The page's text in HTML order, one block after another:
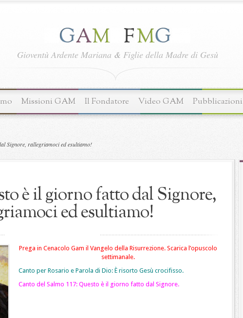
Gioventù Ardente Mariana & Figlie della Madre di Gesù
Missioni GAM Il Fondatore Video GAM Pubblicazioni
Signore, rallegriamoci ed esultiamo!
è il giorno fatto dal Signore,
ed esultiamo!
Prega in Cenacolo Gam il Vangelo della Risurrezione. Scarica l’opuscolo
settimanale.
Canto per Rosario e Parola di Dio: È risorto Gesù crocifisso.
Canto del Salmo 117: Questo è il giorno fatto dal Signore.